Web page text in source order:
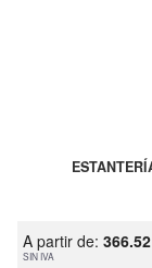
A partir de:
SIN IVA